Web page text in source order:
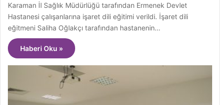
Karaman İl Sağlık Müdürlüğü tarafından Ermenek Devlet
Hastanesi çalışanlarına işaret dili eğitimi verildi. İşaret dili
eğitmeni Saliha Oğlakçı tarafından hastanenin…
Haberi Oku »